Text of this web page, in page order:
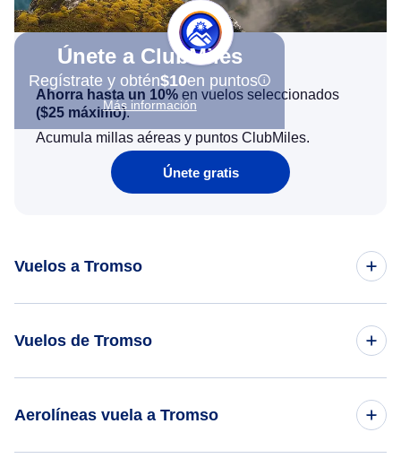
Únete a ClubMiles
Regístrate y obtén$10en puntos
Más información
Ahorra hasta un 10% en vuelos seleccionados
($25 máximo).
Acumula millas aéreas y puntos ClubMiles.
Únete gratis
Vuelos a Tromso
Vuelos de Tromso
Aerolíneas vuela a Tromso